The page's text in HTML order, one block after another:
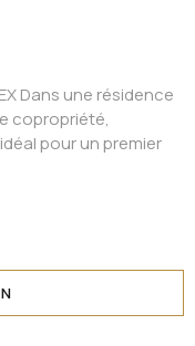
Dans une résidence
copropriété,
pour un premier